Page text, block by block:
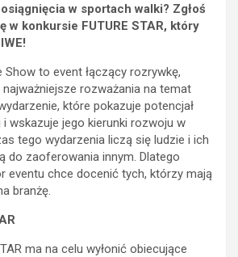
w sportach walki? Zgłoś
w konkursie FUTURE STAR, który
Show to event łączący rozrywkę,
rozważania na temat
które pokazuje potencjał
i wskazuje jego kierunki rozwoju w
tego wydarzenia liczą się ludzie i ich
do zaoferowania innym. Dlatego
eventu chce docenić tych, którzy mają
branżę.
ma na celu wyłonić obiecujące